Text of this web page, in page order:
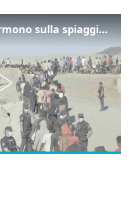
I migranti a Ceuta dormono sulla spiaggia: "Vogliamo entrare in Europa"